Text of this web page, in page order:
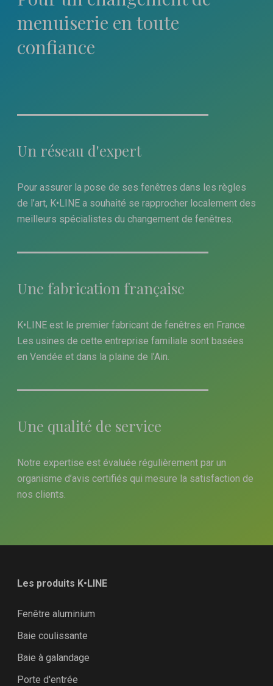
menuiserie en toute
confiance
Un réseau d'expert
Pour assurer la pose de ses fenêtres dans les règles
de l’art, K•LINE a souhaité se rapprocher localement des
meilleurs spécialistes du changement de fenêtres.
Une fabrication française
K•LINE est le premier fabricant de fenêtres en France.
Les usines de cette entreprise familiale sont basées
en Vendée et dans la plaine de l’Ain.
Une qualité de service
Notre expertise est évaluée régulièrement par un
organisme d’avis certifiés qui mesure la satisfaction de
nos clients.
Les produits K•LINE
Fenêtre aluminium
Baie coulissante
Baie à galandage
Porte d'entrée